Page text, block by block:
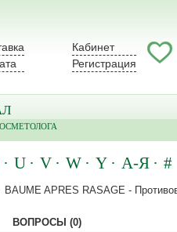
Кабинет
Регистрация
U V W Y А-Я #
BAUME APRES RASAGE -
ВОПРОСЫ (0)